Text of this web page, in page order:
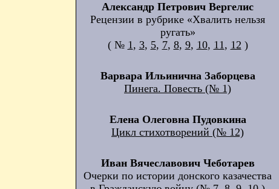
Александр Петрович Вергелис
Рецензии в рубрике «Хвалить нельзя
ругать»
( № 1, 3, 5, 7, 8, 9, 10, 11, 12 )
Варвара Ильинична Заборцева
Пинега. Повесть (№ 1)
Елена Олеговна Пудовкина
Цикл стихотворений (№ 12)
Иван Вячеславович Чеботарев
Очерки по истории донского казачества